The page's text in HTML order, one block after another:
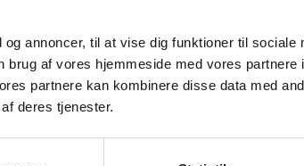
annoncer, til at vise dig funktioner til sociale
af vores hjemmeside med vores partnere
partnere kan kombinere disse data med
deres tjenester.